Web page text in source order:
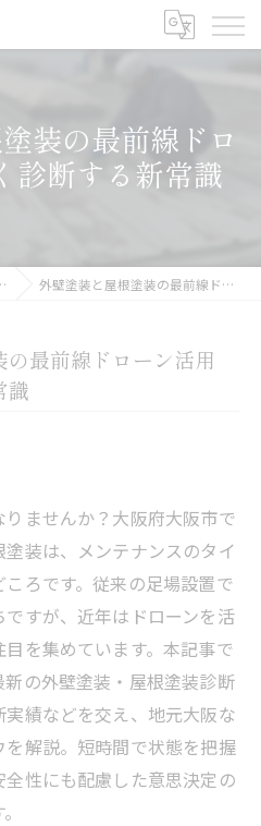
装の最前線ドロ
診断する新常識
外壁塗装と屋根塗装の最前線ドローン活用で賢く診断する新常識
最前線ドローン活用
識
ませんか？大阪府大阪市で
装は、メンテナンスのタイ
ろです。従来の足場設置で
すが、近年はドローンを活
を集めています。本記事で
の外壁塗装・屋根塗装診断
績などを交え、地元大阪な
解説。短時間で状態を把握
性にも配慮した意思決定の